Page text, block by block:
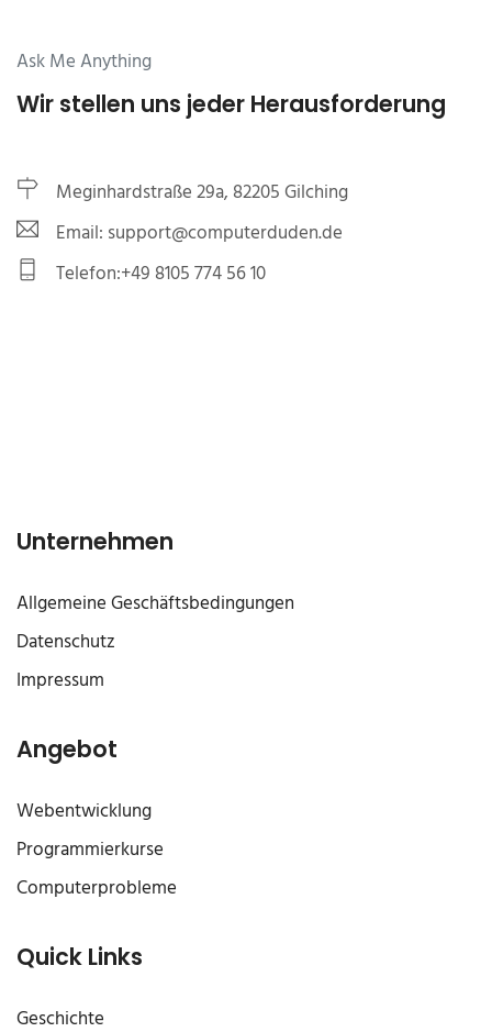
Ask Me Anything
Wir stellen uns jeder Herausforderung
Meginhardstraße 29a, 82205 Gilching
Email: support@computerduden.de
Telefon:+49 8105 774 56 10
Unternehmen
Allgemeine Geschäftsbedingungen
Datenschutz
Impressum
Angebot
Webentwicklung
Programmierkurse
Computerprobleme
Quick Links
Geschichte